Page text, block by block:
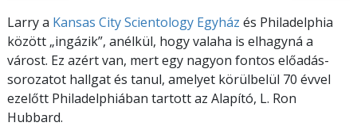
Larry a Kansas City Scientology Egyház és Philadelphia
között „ingázik”, anélkül, hogy valaha is elhagyná a
várost. Ez azért van, mert egy nagyon fontos előadás-
sorozatot hallgat és tanul, amelyet körülbelül 70 évvel
ezelőtt Philadelphiában tartott az Alapító, L. Ron
Hubbard.